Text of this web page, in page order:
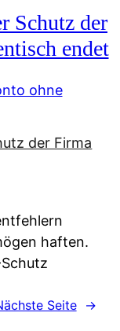
Schutz der
endet
ohne
haften.
Seite →